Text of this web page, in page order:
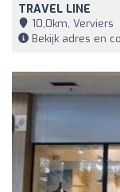
TRAVEL LINE
10,0km, Verviers
Bekijk adres en